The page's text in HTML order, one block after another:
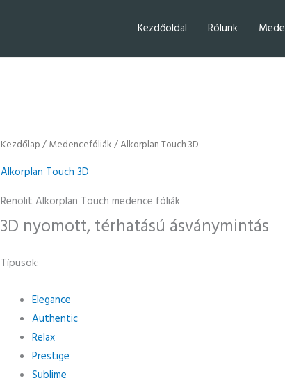
Kezdőoldal Rólunk
Kezdőlap/Medencefóliák/ Alkorplan Touch 3D
Alkorplan Touch 3D
Renolit Alkorplan Touch medence fóliák
3D nyomott, térhatású ásványmintás
Típusok:
Elegance
Authentic
Relax
Prestige
Sublime